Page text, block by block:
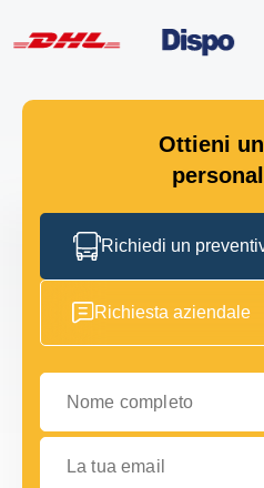
Ottieni
Richiedi un
Richiesta aziendale
Nome completo
La tua email